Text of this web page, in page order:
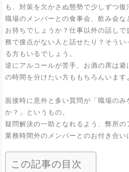
も、対策を欠かさぬ態勢で少しずつ復
職場のメンバーとの食事会、飲み会
お持ちでしょうか？仕事以外の話し
務で接点がない人と話せたり？そう
る方もいるでしょう。
逆にアルコールが苦手、お酒の席は避
の時間を分けたい方ももちろんいます
面接時に意外と多い質問が「職場の
か？」というもの。
疑問解決の一助となれるよう、弊所の
業務時間外のメンバーとのお付き合い
この記事の目次